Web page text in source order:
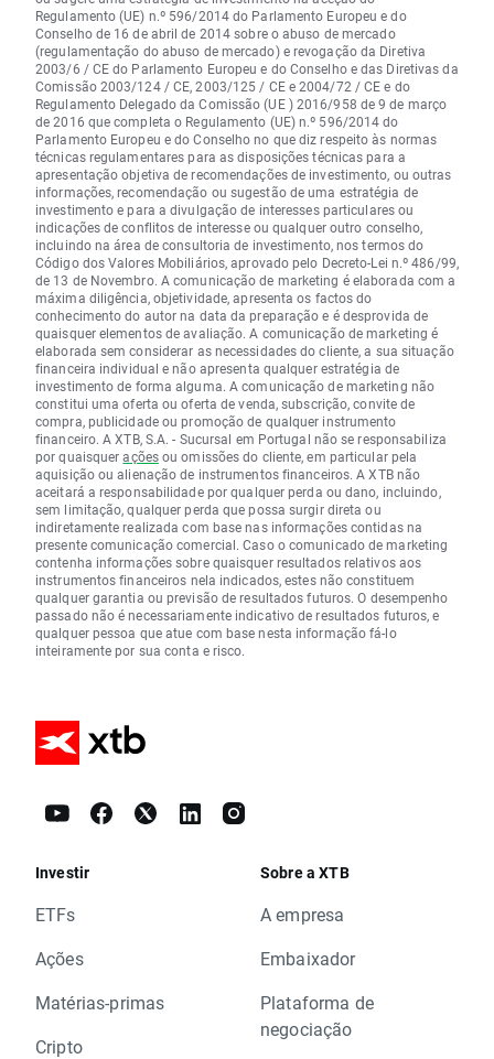
Regulamento (UE) n.º 596/2014 do Parlamento Europeu e do
Conselho de 16 de abril de 2014 sobre o abuso de mercado
(regulamentação do abuso de mercado) e revogação da Diretiva
2003/6 / CE do Parlamento Europeu e do Conselho e das Diretivas da
Comissão 2003/124 / CE, 2003/125 / CE e 2004/72 / CE e do
Regulamento Delegado da Comissão (UE ) 2016/958 de 9 de março
de 2016 que completa o Regulamento (UE) n.º 596/2014 do
Parlamento Europeu e do Conselho no que diz respeito às normas
técnicas regulamentares para as disposições técnicas para a
apresentação objetiva de recomendações de investimento, ou outras
informações, recomendação ou sugestão de uma estratégia de
investimento e para a divulgação de interesses particulares ou
indicações de conflitos de interesse ou qualquer outro conselho,
incluindo na área de consultoria de investimento, nos termos do
Código dos Valores Mobiliários, aprovado pelo Decreto-Lei n.º 486/99,
de 13 de Novembro. A comunicação de marketing é elaborada com a
máxima diligência, objetividade, apresenta os factos do
conhecimento do autor na data da preparação e é desprovida de
quaisquer elementos de avaliação. A comunicação de marketing é
elaborada sem considerar as necessidades do cliente, a sua situação
financeira individual e não apresenta qualquer estratégia de
investimento de forma alguma. A comunicação de marketing não
constitui uma oferta ou oferta de venda, subscrição, convite de
compra, publicidade ou promoção de qualquer instrumento
financeiro. A XTB, S.A. - Sucursal em Portugal não se responsabiliza
por quaisqueraçõesou omissões do cliente, em particular pela
aquisição ou alienação de instrumentos financeiros. A XTB não
aceitará a responsabilidade por qualquer perda ou dano, incluindo,
sem limitação, qualquer perda que possa surgir direta ou
indiretamente realizada com base nas informações contidas na
presente comunicação comercial. Caso o comunicado de marketing
contenha informações sobre quaisquer resultados relativos aos
instrumentos financeiros nela indicados, estes não constituem
qualquer garantia ou previsão de resultados futuros. O desempenho
passado não é necessariamente indicativo de resultados futuros, e
qualquer pessoa que atue com base nesta informação fá-lo
inteiramente por sua conta e risco.
Investir
ETFs
Ações
Matérias-primas
Cripto
Sobre a XTB
A empresa
Embaixador
Plataforma de
negociação